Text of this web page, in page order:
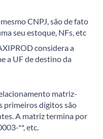
CNPJ, são de fato
seu estoque, NFs, etc
considera a
a UF de destino da
matriz-
primeiros dígitos são
A matriz termina por
**, etc.